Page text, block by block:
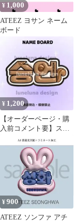
¥ 1,000
ATEEZ ヨサン ネーム
ボード
¥ 1,200
【オーダーページ・購
入前コメント要】スン
オン ネームボード
ぷっくりネームボード
¥900
ATEEZ ソンファ アチ